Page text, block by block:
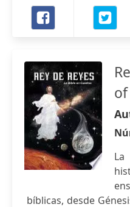
bíblicas, desde